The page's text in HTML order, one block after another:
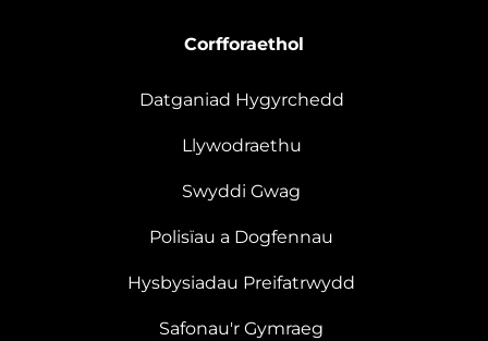
Corfforaethol
Datganiad Hygyrchedd
Llywodraethu
Swyddi Gwag
Polisïau a Dogfennau
Hysbysiadau Preifatrwydd
Safonau'r Gymraeg